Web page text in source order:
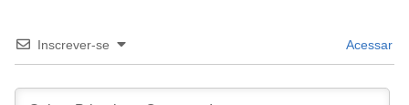
Inscrever-se Acessar